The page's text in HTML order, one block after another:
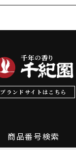
ブランドサイトはこちら
商品番号検索